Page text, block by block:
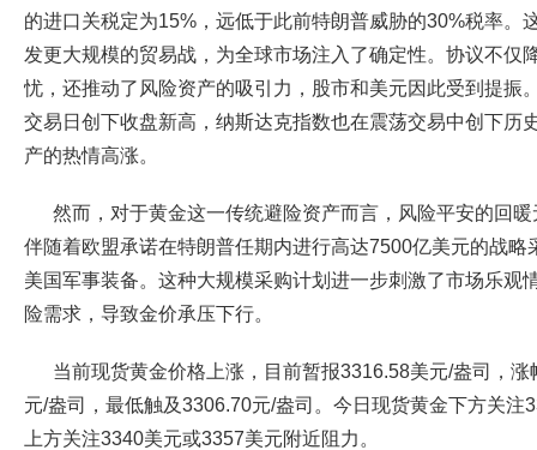
的进口关税定为15%，远低于此前特朗普威胁的30%税率。
发更大规模的贸易战，为全球市场注入了确定性。协议不仅
忧，还推动了风险资产的吸引力，股市和美元因此受到提振
交易日创下收盘新高，纳斯达克指数也在震荡交易中创下历
产的热情高涨。
然而，对于黄金这一传统避险资产而言，风险平安的回
伴随着欧盟承诺在特朗普任期内进行高达7500亿美元的战略
美国军事装备。这种大规模采购计划进一步刺激了市场乐观
险需求，导致金价承压下行。
当前现货黄金价格上涨，目前暂报3316.58美元/盎司，
元/盎司，最低触及3306.70元/盎司。今日现货黄金下方关注
上方关注3340美元或3357美元附近阻力。